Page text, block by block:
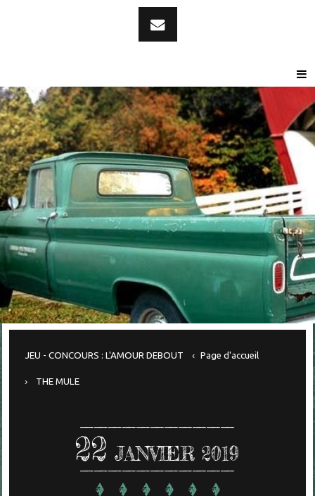
JEU - CONCOURS : L'AMOUR DEBOUT Page d'accueil
THE MULE
22 JANVIER 2019